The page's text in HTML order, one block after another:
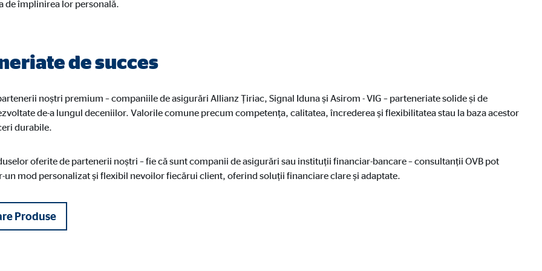
de împlinirea lor personală.
de succes
noștri premium – companiile de asigurări Allianz Țiriac, Signal Iduna și Asirom - VIG – parteneriate solide și de
de-a lungul deceniilor. Valorile comune precum competența, calitatea, încrederea și flexibilitatea stau la baza acestor
durabile.
oferite de partenerii noștri – fie că sunt companii de asigurări sau instituții financiar-bancare – consultanții OVB pot
un mod personalizat și flexibil nevoilor fiecărui client, oferind soluții financiare clare și adaptate.
Produse
Aceste informații ne ajută să înțelegem modul în care vizitatorii noștri folosesc site-ul nostru.
de statistici privind utilizarea site-ului web